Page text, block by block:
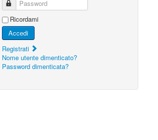
Password
Ricordami
Accedi
Registrati
Nome utente dimenticato?
Password dimenticata?